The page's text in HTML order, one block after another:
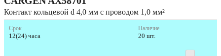
Контакт кольцевой d 4,0 мм с проводом 1,0 мм²
Срок
12(24) часа
Наличие
20 шт.